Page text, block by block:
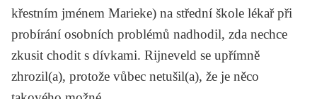
křestním jménem Marieke) na střední škole lékař při
probírání osobních problémů nadhodil, zda nechce
zkusit chodit s dívkami. Rijneveld se upřímně
zhrozil(a), protože vůbec netušil(a), že je něco